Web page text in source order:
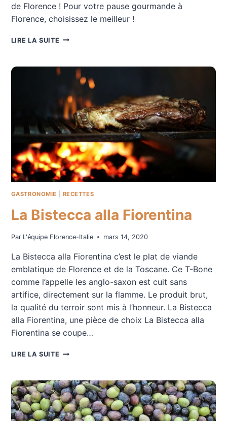
de Florence ! Pour votre pause gourmande à
Florence, choisissez le meilleur !
LIRE LA SUITE LES
DE
FLORENCE
GASTRONOMIE RECETTES
La Bistecca alla Fiorentina
Par L'équipe Florence-Italie mars 14, 2020
La Bistecca alla Fiorentina c’est le plat de viande
emblatique de Florence et de la Toscane. Ce T-Bone
comme l’appelle les anglo-saxon est cuit sans
artifice, directement sur la flamme. Le produit brut,
la qualité du terroir sont mis à l’honneur. La Bistecca
alla Fiorentina, une pièce de choix La Bistecca alla
Fiorentina se coupe…
LIRE LA SUITE LA
FIORENTINA